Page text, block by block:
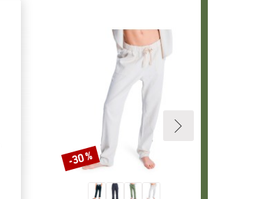
Remise
-30 %